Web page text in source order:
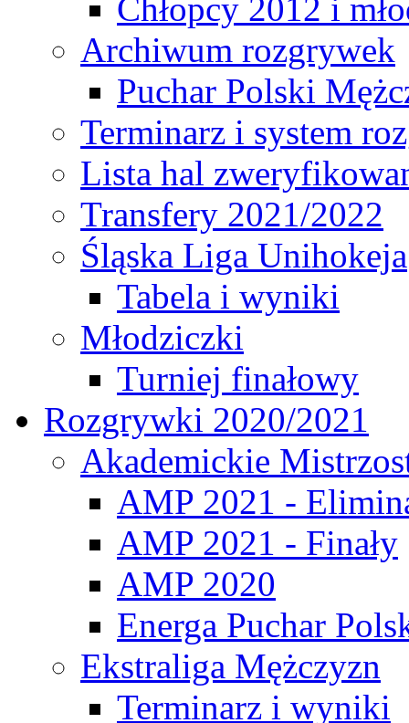
Chłopcy 2012 i
Archiwum rozgrywek
Puchar Polski
Terminarz i system
Lista hal
Transfery 2021/2022
Śląska Liga Unihokeja
Tabela i wyniki
Młodziczki
Turniej finałowy
Rozgrywki 2020/2021
Akademickie
AMP 2021 -
AMP 2021 - Finały
AMP 2020
Energa Puchar
Ekstraliga Mężczyzn
Terminarz i wyniki